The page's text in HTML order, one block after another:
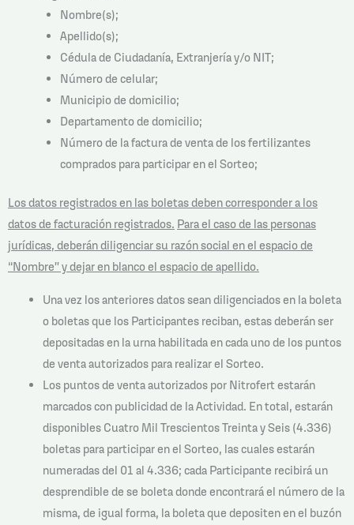
Nombre(s);
Apellido(s);
Cédula de Ciudadanía, Extranjería y/o NIT;
Número de celular;
Municipio de domicilio;
Departamento de domicilio;
Número de la factura de venta de los fertilizantes
comprados para participar en el Sorteo;
Los datos registrados en las boletas deben corresponder a los
datos de facturación registrados. Para el caso de las personas
jurídicas, deberán diligenciar su razón social en el espacio de
“Nombre” y dejar en blanco el espacio de apellido.
Una vez los anteriores datos sean diligenciados en la boleta
o boletas que los Participantes reciban, estas deberán ser
depositadas en la urna habilitada en cada uno de los puntos
de venta autorizados para realizar el Sorteo.
Los puntos de venta autorizados por Nitrofert estarán
marcados con publicidad de la Actividad. En total, estarán
disponibles Cuatro Mil Trescientos Treinta y Seis (4.336)
boletas para participar en el Sorteo, las cuales estarán
numeradas del 01 al 4.336; cada Participante recibirá un
desprendible de se boleta donde encontrará el número de la
misma, de igual forma, la boleta que depositen en el buzón